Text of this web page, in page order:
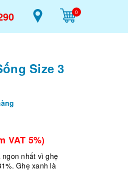
0
Size 3
VAT 5%)
ngon nhất vì ghẹ
Ghẹ xanh là